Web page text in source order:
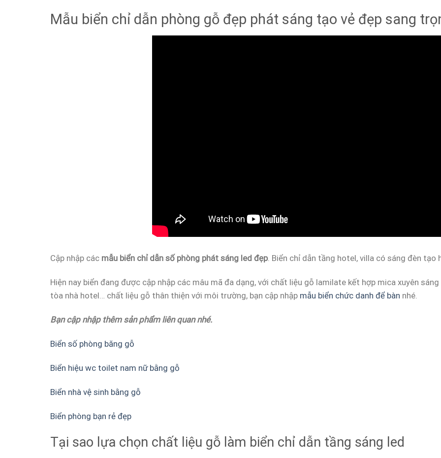
Mẫu biển chỉ dẫn phòng gỗ đẹp phát sáng tạo vẻ đẹp sang
Cập nhập các mẫu biển chỉ dẫn số phòng phát sáng led đẹp. Biển chỉ dẫn tầng hotel, villa có sáng đèn
Hiện nay biển đang được cập nhập các mâu mã đa dạng, với chất liệu gỗ lamilate kết hợp mica xuyên
tòa nhà hotel… chất liệu gỗ thân thiện với môi trường, bạn cập nhập mẫu biển chức danh để bàn nhé.
Bạn cập nhập thêm sản phẩm liên quan nhé.
Biển số phòng băng gỗ
Biển hiệu wc toilet nam nữ bằng gỗ
Biển nhà vệ sinh bằng gỗ
Biển phòng bạn rẻ đẹp
Tại sao lựa chọn chất liệu gỗ làm biển chỉ dẫn tầng sáng led